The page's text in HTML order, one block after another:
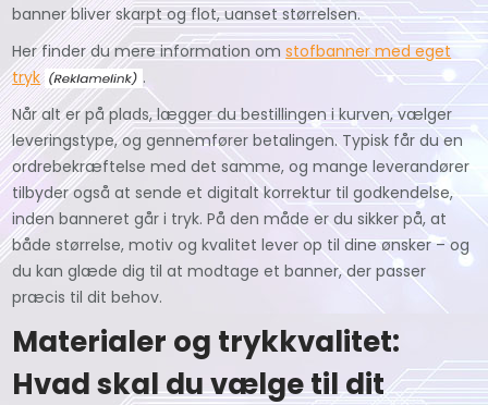
banner bliver skarpt og flot, uanset størrelsen.
Her finder du mere information omstofbanner med eget
tryk
.
Når alt er på plads, lægger du bestillingen i kurven, vælger
leveringstype, og gennemfører betalingen. Typisk får du en
ordrebekræftelse med det samme, og mange leverandører
tilbyder også at sende et digitalt korrektur til godkendelse,
inden banneret går i tryk. På den måde er du sikker på, at
både størrelse, motiv og kvalitet lever op til dine ønsker – og
du kan glæde dig til at modtage et banner, der passer
præcis til dit behov.
Materialer og trykkvalitet:
Hvad skal du vælge til dit